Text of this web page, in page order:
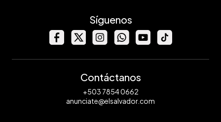
Síguenos
Contáctanos
+503 7854 0662
anunciate@elsalvador.com